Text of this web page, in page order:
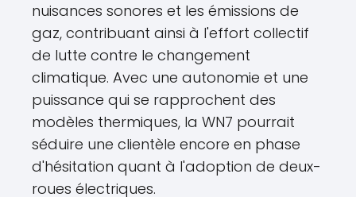
nuisances sonores et les émissions de
gaz, contribuant ainsi à l'effort collectif
de lutte contre le changement
climatique. Avec une autonomie et une
puissance qui se rapprochent des
modèles thermiques, la WN7 pourrait
séduire une clientèle encore en phase
d'hésitation quant à l'adoption de deux-
roues électriques.